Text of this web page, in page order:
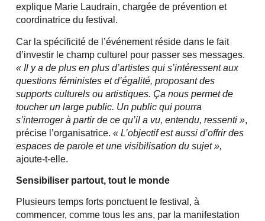
explique Marie Laudrain, chargée de prévention et
coordinatrice du festival.
Car la spécificité de l’événement réside dans le fait
d’investir le champ culturel pour passer ses messages.
« Il y a de plus en plus d’artistes qui s’intéressent aux
questions féministes et d’égalité, proposant des
supports culturels ou artistiques. Ça nous permet de
toucher un large public. Un public qui pourra
s’interroger à partir de ce qu’il a vu, entendu, ressenti »,
précise l’organisatrice. « L’objectif est aussi d’offrir des
espaces de parole et une visibilisation du sujet »,
ajoute-t-elle.
Sensibiliser partout, tout le monde
Plusieurs temps forts ponctuent le festival, à
commencer, comme tous les ans, par la manifestation